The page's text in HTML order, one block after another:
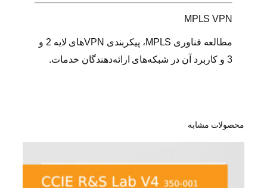
MPLS VPN
مطالعه فناوری MPLS، پیکربندی VPNهای لایه 2 و
3 و کاربرد آن در شبکه‌های ارائه‌دهندگان خدمات.
محصولات مشابه